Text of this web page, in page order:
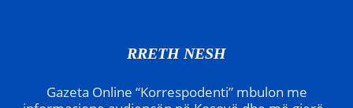
RRETH NESH
Gazeta Online “Korrespodenti” mbulon me